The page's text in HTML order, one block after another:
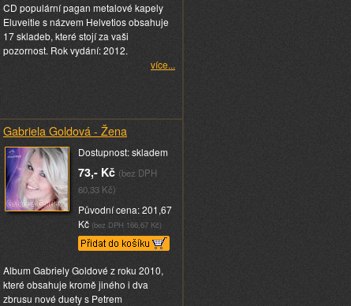
CD populární pagan metalové kapely
Eluveitie s názvem Helvetios obsahuje
17 skladeb, které stojí za vaši
pozornost. Rok vydání: 2012.
více...
Gabriela Goldová - Žena
Dostupnost: skladem
73,- Kč (bez DPH
60,33 Kč)
Původní cena: 201,67
Kč (bez DPH 166,67 Kč)
Album Gabriely Goldové z roku 2010,
které obsahuje kromě jiného i dva
zbrusu nové duety s Petrem